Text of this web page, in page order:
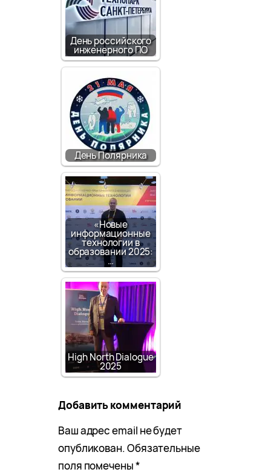
День российского
инженерного ПО
День Полярника
«Новые
информационные
технологии в
образовании 2025:
…
High North Dialogue
2025
Добавить комментарий
Ваш адрес email не будет
опубликован.Обязательные
поля помечены*